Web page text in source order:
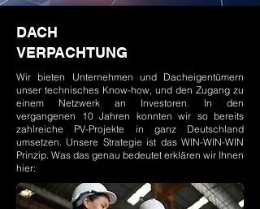
DACH
VERPACHTUNG
Wir bieten Unternehmen und Dacheigentümern
unser technisches Know-how, und den Zugang zu
einem Netzwerk an Investoren. In den
vergangenen 10 Jahren konnten wir so bereits
zahlreiche PV-Projekte in ganz Deutschland
umsetzen. Unsere Strategie ist das WIN-WIN-WIN
Prinzip. Was das genau bedeutet erklären wir Ihnen
hier: